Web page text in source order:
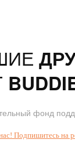
фонд
Подпишитесь на